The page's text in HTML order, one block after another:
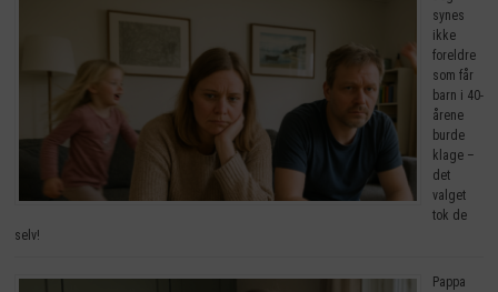
synes
ikke
foreldre
som får
barn i 40-
årene
burde
klage –
det
valget
tok de
selv!
Pappa